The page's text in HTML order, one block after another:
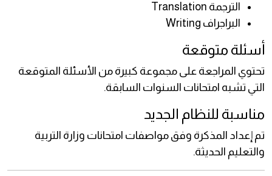
الترجمة Translation
البراجراف Writing
أسئلة متوقعة
تحتوي المراجعة على مجموعة كبيرة من الأسئلة المتوقعة
التي تشبه امتحانات السنوات السابقة.
مناسبة للنظام الجديد
تم إعداد المذكرة وفق مواصفات امتحانات وزارة التربية
والتعليم الحديثة.